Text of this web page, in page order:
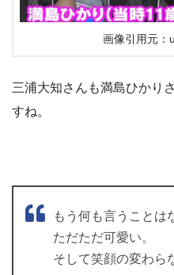
画像引用元：
三浦大知さんも満島ひかり
すね。
もう何も言うことは
ただただ可愛い。
そして笑顔の変わら